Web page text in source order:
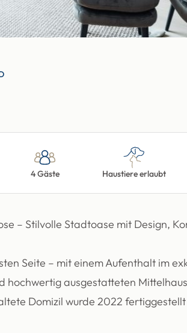
4 Gäste Haustiere erlaubt
– Stilvolle Stadtoase mit Design,
Seite – mit einem Aufenthalt im
hochwertig ausgestatteten
Domizil wurde 2022